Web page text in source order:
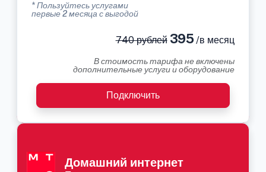
* Пользуйтесь услугами
первые 2 месяца с выгодой
740 рублей395 /в месяц
В стоимость тарифа не включены
дополнительные услуги и оборудование
Подключить
Домашний интернет